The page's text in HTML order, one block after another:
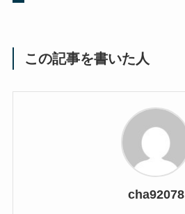
この記事を書いた人
cha92078